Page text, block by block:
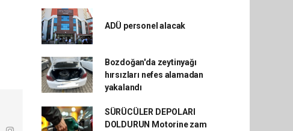
ADÜ personel alacak
Bozdoğan'da zeytinyağı
hırsızları nefes alamadan
yakalandı
SÜRÜCÜLER DEPOLARI
DOLDURUN Motorine zam